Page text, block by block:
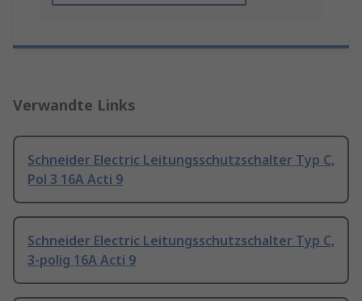
Verwandte Links
Schneider Electric Leitungsschutzschalter Typ C,
Pol 3 16A Acti 9
Schneider Electric Leitungsschutzschalter Typ C,
3-polig 16A Acti 9